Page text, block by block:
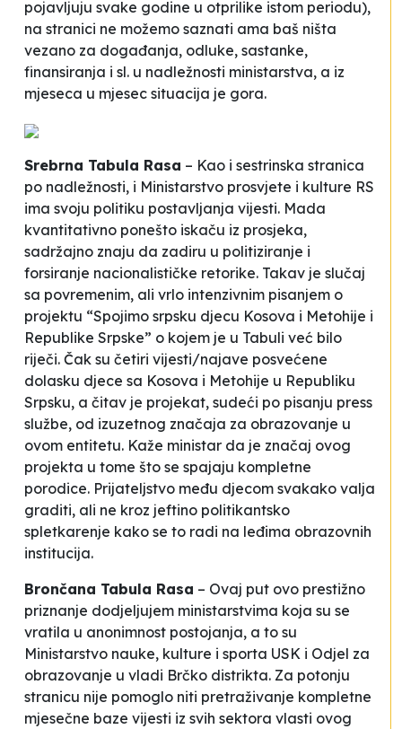
pojavljuju svake godine u otprilike istom periodu),
na stranici ne možemo saznati ama baš ništa
vezano za događanja, odluke, sastanke,
finansiranja i sl. u nadležnosti ministarstva, a iz
mjeseca u mjesec situacija je gora.
Srebrna Tabula Rasa – Kao i sestrinska stranica
po nadležnosti, i Ministarstvo prosvjete i kulture RS
ima svoju politiku postavljanja vijesti. Mada
kvantitativno ponešto iskaču iz prosjeka,
sadržajno znaju da zadiru u politiziranje i
forsiranje nacionalističke retorike. Takav je slučaj
sa povremenim, ali vrlo intenzivnim pisanjem o
projektu “Spojimo srpsku djecu Kosova i Metohije i
Republike Srpske” o kojem je u Tabuli već bilo
riječi. Čak su četiri vijesti/najave posvećene
dolasku djece sa Kosova i Metohije u Republiku
Srpsku, a čitav je projekat, sudeći po pisanju press
službe, od izuzetnog značaja za obrazovanje u
ovom entitetu. Kaže ministar da je značaj ovog
projekta u tome što se spajaju kompletne
porodice. Prijateljstvo među djecom svakako valja
graditi, ali ne kroz jeftino politikantsko
spletkarenje kako se to radi na leđima obrazovnih
institucija.
Brončana Tabula Rasa – Ovaj put ovo prestižno
priznanje dodjeljujem ministarstvima koja su se
vratila u anonimnost postojanja, a to su
Ministarstvo nauke, kulture i sporta USK i Odjel za
obrazovanje u vladi Brčko distrikta. Za potonju
stranicu nije pomoglo niti pretraživanje kompletne
mjesečne baze vijesti iz svih sektora vlasti ovog